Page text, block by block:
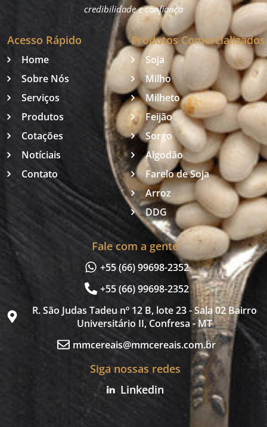
credibilidade e confiança
Acesso Rápido
Home
Sobre Nós
Serviços
Produtos
Cotações
Notíciais
Contato
Produtos Comercializados
Soja
Milho
Milheto
Feijão
Sorgo
Algodão
Farelo de Soja
Arroz
DDG
Fale com a gente
+55 (66) 99698-2352
+55 (66) 99698-2352
R. São Judas Tadeu nº 12 B, lote 23 - Sala 02 Bairro
Universitário II, Confresa - MT
mmcereais@mmcereais.com.br
Siga nossas redes
Linkedin